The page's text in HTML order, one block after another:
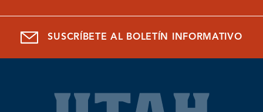
SUSCRÍBETE AL BOLETÍN INFORMATIVO